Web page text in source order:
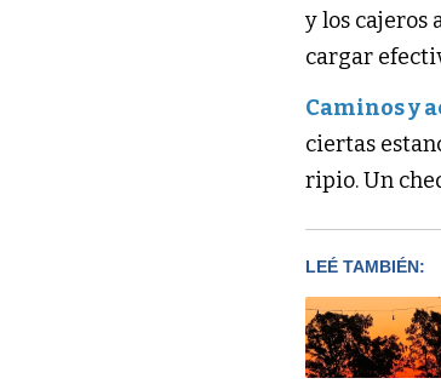
y los cajeros
cargar
Caminos y
ciertas
ripio. Un
LEÉ TAMBIÉN: